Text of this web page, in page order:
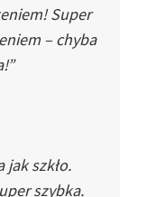
Super
– chyba
jak szkło.
szybka.